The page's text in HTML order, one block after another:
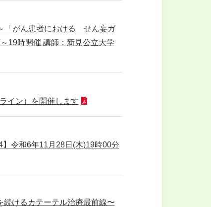
「がん患者における せん妄ガ
19時開催 講師：新見公立大学
イン）を開催します
】令和6年11月28日(木)19時00分
続けるカテーテル治療最前線〜